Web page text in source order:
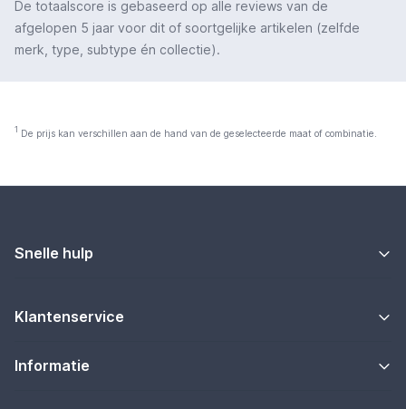
De totaalscore is gebaseerd op alle reviews van de
afgelopen 5 jaar voor dit of soortgelijke artikelen (zelfde
merk, type, subtype én collectie).
1 De prijs kan verschillen aan de hand van de geselecteerde maat of combinatie.
Snelle hulp
Klantenservice
Informatie